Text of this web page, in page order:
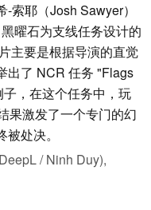
索耶（Josh Sawyer）
曜石为支线任务设计的
主要是根据导演的直觉
出了 NCR 任务 "Flags
，在这个任务中，玩
果激发了一个专门的幻
处决。
DeepL / Ninh Duy),